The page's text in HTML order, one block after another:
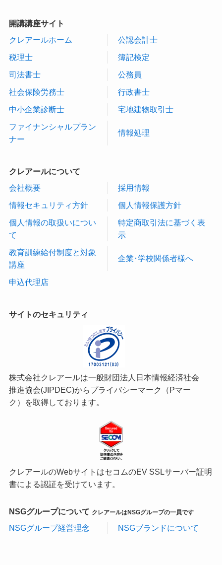
開講講座サイト
クレアールホーム
公認会計士
税理士
簿記検定
司法書士
公務員
社会保険労務士
行政書士
中小企業診断士
宅地建物取引士
ファイナンシャルプラン
ナー
情報処理
クレアールについて
会社概要
採用情報
情報セキュリティ方針
個人情報保護方針
個人情報の取扱いについ
て
特定商取引法に基づく表
示
教育訓練給付制度と対象
講座
企業･学校関係者様へ
申込代理店
サイトのセキュリティ
株式会社クレアールは一般財団法人日本情報経済社会
推進協会(JIPDEC)からプライバシーマーク（Pマー
ク）を取得しております。
クレアールのWebサイトはセコムのEV SSLサーバー証明
書による認証を受けています。
NSGグループについて クレアールはNSGグループの一員です
NSGグループ経営理念 NSGブランドについて